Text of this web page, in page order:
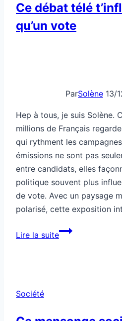
trop
souple
Ce débat télé
qu’un vote
ParSolène 13/
Hep à tous, je suis Solène.
millions de Français
qui rythment les
émissions ne sont pas
entre candidats, elles
politique souvent plus
de vote. Avec un paysage
polarisé, cette exposition
Lire la suiteCe
Société